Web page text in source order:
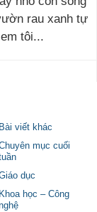
rau xanh tự
tôi...
Bài viết khác
mục cuối
dục
Khoa học – Công